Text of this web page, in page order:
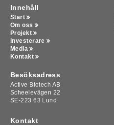
Innehåll
Start
Om oss
Projekt
Investerare
Media
Kontakt
Besöksadress
Active Biotech AB
Scheelevägen 22
SE-223 63 Lund
Kontakt